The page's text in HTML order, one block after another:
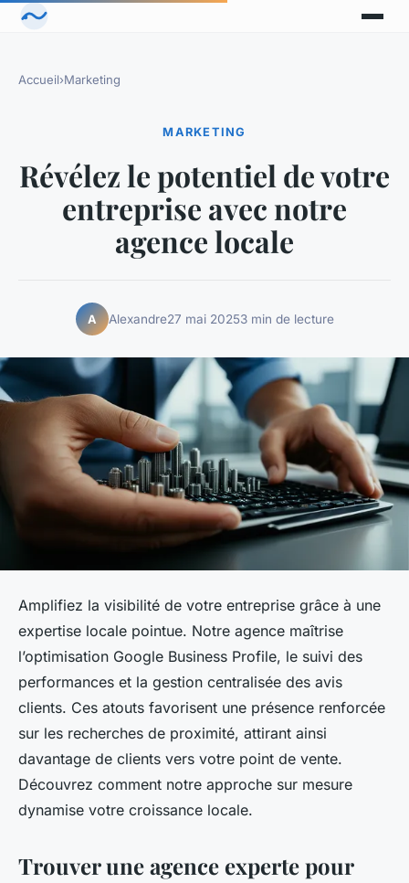
Accueil›Marketing
MARKETING
Révélez le potentiel de votre
entreprise avec notre
agence locale
A Alexandre27 mai 20253 min de lecture
Amplifiez la visibilité de votre entreprise grâce à une
expertise locale pointue. Notre agence maîtrise
l’optimisation Google Business Profile, le suivi des
performances et la gestion centralisée des avis
clients. Ces atouts favorisent une présence renforcée
sur les recherches de proximité, attirant ainsi
davantage de clients vers votre point de vente.
Découvrez comment notre approche sur mesure
dynamise votre croissance locale.
Trouver une agence experte pour